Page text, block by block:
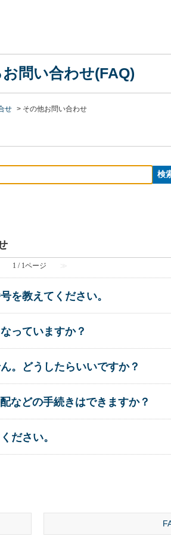
問い合わせ(FAQ)
せ > その他お問い合わせ
1 / 1ページ ≫
を教えてください。
っていますか？
。どうしたらいいですか？
などの手続きはできますか？
ださい。